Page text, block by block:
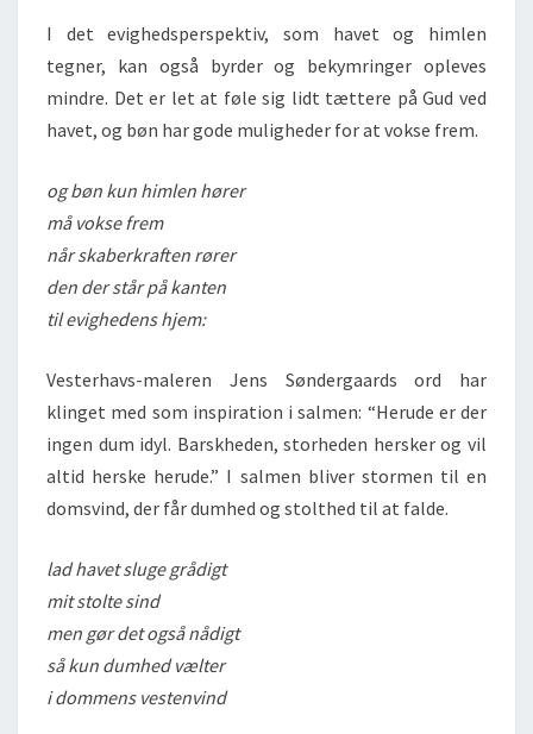
I det evighedsperspektiv, som havet og himlen
tegner, kan også byrder og bekymringer opleves
mindre. Det er let at føle sig lidt tættere på Gud ved
havet, og bøn har gode muligheder for at vokse frem.
og bøn kun himlen hører
må vokse frem
når skaberkraften rører
den der står på kanten
til evighedens hjem:
Vesterhavs-maleren Jens Søndergaards ord har
klinget med som inspiration i salmen: “Herude er der
ingen dum idyl. Barskheden, storheden hersker og vil
altid herske herude.” I salmen bliver stormen til en
domsvind, der får dumhed og stolthed til at falde.
lad havet sluge grådigt
mit stolte sind
men gør det også nådigt
så kun dumhed vælter
i dommens vestenvind